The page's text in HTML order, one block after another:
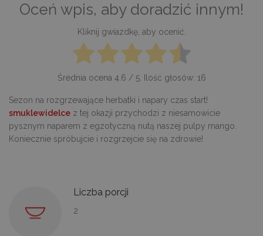
Oceń wpis, aby doradzić innym!
Kliknij gwiazdkę, aby ocenić.
Średnia ocena 4.6 / 5. Ilość głosów: 16
Sezon na rozgrzewające herbatki i napary czas start!
smuklewidelce z tej okazji przychodzi z niesamowicie
pysznym naparem z egzotyczną nutą naszej pulpy mango.
Koniecznie spróbujcie i rozgrzejcie się na zdrowie!
Liczba porcji
2